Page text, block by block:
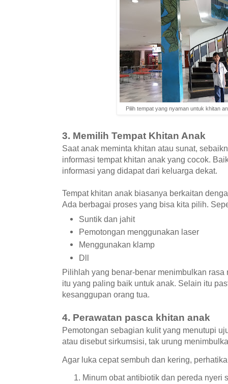
Pilih tempat yang nyaman untuk khitan
3. Memilih Tempat Khitan Anak
Saat anak meminta khitan atau sunat,
informasi tempat khitan anak yang cocok.
informasi yang didapat dari keluarga dekat.
Tempat khitan anak biasanya berkaitan
Ada berbagai proses yang bisa kita pilih.
Suntik dan jahit
Pemotongan menggunakan laser
Menggunakan klamp
Dll
Pilihlah yang benar-benar menimbulkan
itu yang paling baik untuk anak. Selain itu
kesanggupan orang tua.
4. Perawatan pasca khitan anak
Pemotongan sebagian kulit yang menutupi
atau disebut sirkumsisi, tak urung
Agar luka cepat sembuh dan kering,
Minum obat antibiotik dan pereda nyeri